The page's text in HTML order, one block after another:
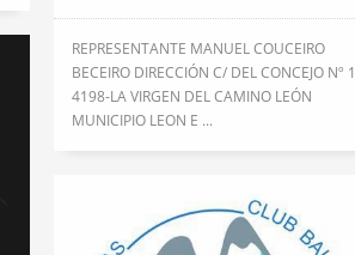
REPRESENTANTE MANUEL COUCEIRO
BECEIRO DIRECCIÓN C/ DEL CONCEJO Nº 1
4198-LA VIRGEN DEL CAMINO LEÓN
MUNICIPIO LEON E ...